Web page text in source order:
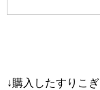
↓購入したすりこ